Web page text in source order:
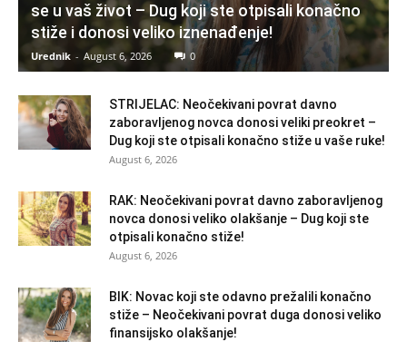
se u vaš život – Dug koji ste otpisali konačno
stiže i donosi veliko iznenađenje!
Urednik - August 6, 2026 0
STRIJELAC: Neočekivani povrat davno
zaboravljenog novca donosi veliki preokret –
Dug koji ste otpisali konačno stiže u vaše ruke!
August 6, 2026
RAK: Neočekivani povrat davno zaboravljenog
novca donosi veliko olakšanje – Dug koji ste
otpisali konačno stiže!
August 6, 2026
BIK: Novac koji ste odavno prežalili konačno
stiže – Neočekivani povrat duga donosi veliko
finansijsko olakšanje!